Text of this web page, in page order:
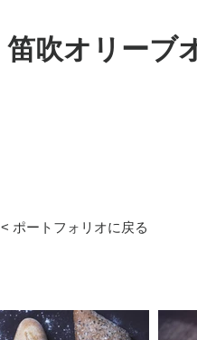
笛吹オリーブ
< ポートフォリオに戻る